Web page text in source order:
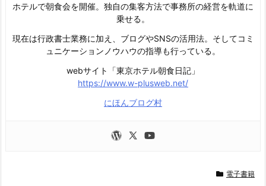
ホテルで朝食会を開催。独自の集客方法で事務所の経営を軌道に
乗せる。
現在は行政書士業務に加え、ブログやSNSの活用法。そしてコミ
ュニケーションノウハウの指導も行っている。
webサイト「東京ホテル朝食日記」
https://www.w-plusweb.net/
にほんブログ村
電子書籍